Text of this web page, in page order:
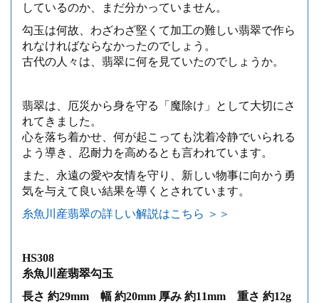
しているのか、まだ分かっていません。
勾玉は何故、わざわざ堅くて加工の難しい翡翠で作ら
れなければならなかったのでしょう。
古代の人々は、翡翠に何を見ていたのでしょうか。
翡翠は、厄災から身を守る「魔除け」として大切にさ
れてきました。
心を落ち着かせ、何が起こっても沈着冷静でいられる
よう導き、忍耐力を高めるとも言われています。
また、永遠の愛や友情を守り、新しい物事に向かう勇
気を与えて良い結果を導くとされています。
糸魚川産翡翠の詳しい解説はこちら ＞＞
HS308
糸魚川産翡翠勾玉
長さ 約29mm 幅 約20mm 厚み 約11mm 重さ 約12g